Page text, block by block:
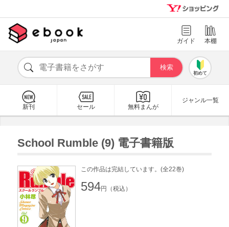
ガイド 本棚
初めて
新刊 セール 無料まんが
ジャンル一覧
School Rumble (9) 電子書籍版
この作品は完結しています。(全22巻)
594円（税込）